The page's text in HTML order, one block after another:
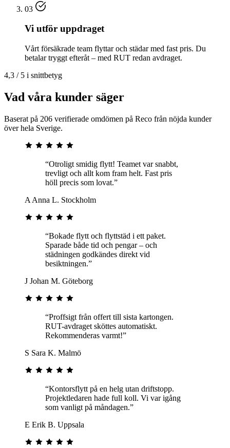
03
Vi utför uppdraget
Vårt försäkrade team flyttar och städar med fast pris. Du
betalar tryggt efteråt – med RUT redan avdraget.
4,3 / 5 i snittbetyg
Vad våra kunder säger
Baserat på 206 verifierade omdömen på Reco från nöjda kunder
över hela Sverige.
“Otroligt smidig flytt! Teamet var snabbt,
trevligt och allt kom fram helt. Fast pris
höll precis som lovat.”
A Anna L. Stockholm
“Bokade flytt och flyttstäd i ett paket.
Sparade både tid och pengar – och
städningen godkändes direkt vid
besiktningen.”
J Johan M. Göteborg
“Proffsigt från offert till sista kartongen.
RUT-avdraget sköttes automatiskt.
Rekommenderas varmt!”
S Sara K. Malmö
“Kontorsflytt på en helg utan driftstopp.
Projektledaren hade full koll. Vi var igång
som vanligt på måndagen.”
E Erik B. Uppsala